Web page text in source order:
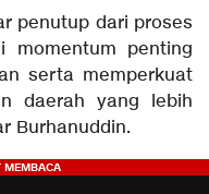
penutup dari proses
momentum penting
serta memperkuat
daerah yang lebih
Burhanuddin.